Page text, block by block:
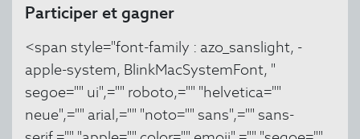
Participer et gagner
<span style="font-family : azo_sanslight, -
apple-system, BlinkMacSystemFont, "
segoe="" ui",="" roboto,="" "helvetica=""
neue",="" arial,="" "noto="" sans",="" sans-